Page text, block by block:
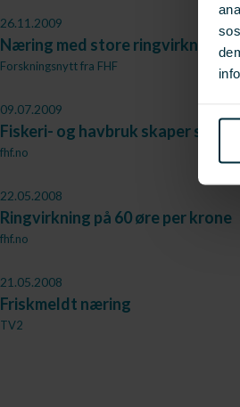
26.11.2009
Næring med store ringvirkninger
Forskningsnytt fra FHF
09.07.2009
Fiskeri- og havbruk skaper store
fhf.no
22.05.2008
Ringvirkning på 60 øre per krone
fhf.no
21.05.2008
Friskmeldt næring
TV2